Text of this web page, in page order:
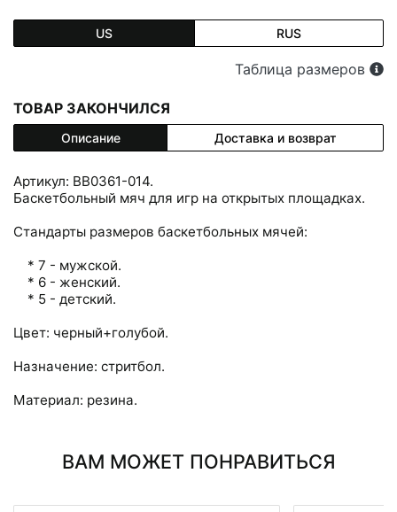
US RUS
Таблица размеров
ТОВАР ЗАКОНЧИЛСЯ
Описание Доставка и возврат
Артикул: BB0361-014.
Баскетбольный мяч для игр на открытых площадках.
Стандарты размеров баскетбольных мячей:
* 7 - мужской.
* 6 - женский.
* 5 - детский.
Цвет: черный+голубой.
Назначение: стритбол.
Материал: резина.
ВАМ МОЖЕТ ПОНРАВИТЬСЯ